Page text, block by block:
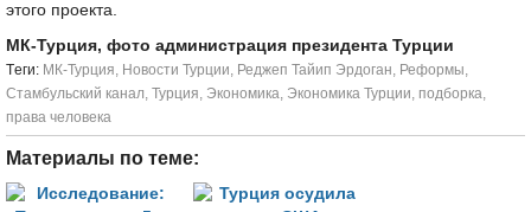
этого проекта.
МК-Турция, фото администрация президента Турции
Tеги: МК-Турция, Новости Турции, Реджеп Тайип Эрдоган, Реформы,
Стамбульский канал, Турция, Экономика, Экономика Турции, подборка,
права человека
Материалы по теме: